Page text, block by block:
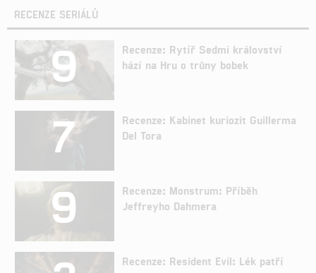
RECENZE SERIÁLŮ
9
Recenze: Rytíř Sedmi království
hází na Hru o trůny bobek
7
Recenze: Kabinet kuriozit Guillerma
Del Tora
9
Recenze: Monstrum: Příběh
Jeffreyho Dahmera
Recenze: Resident Evil: Lék patří